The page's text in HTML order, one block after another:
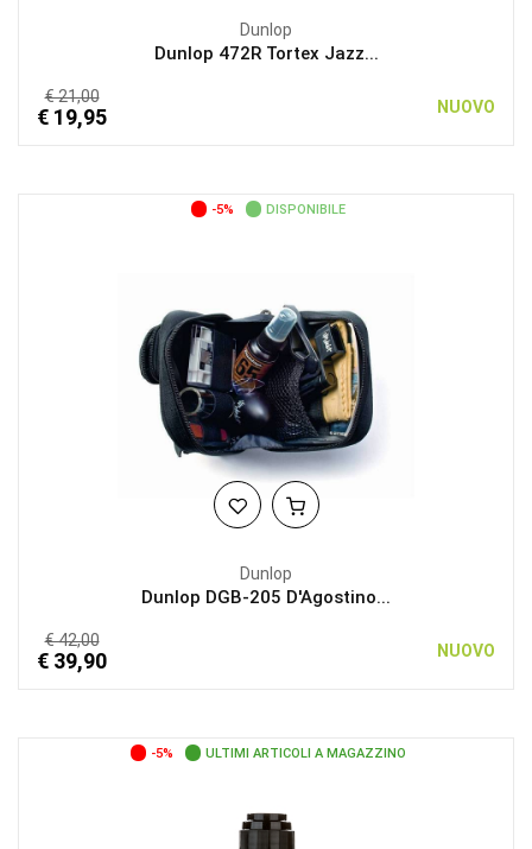
Dunlop
Dunlop 472R Tortex Jazz...
€ 21,00
€ 19,95 NUOVO
-5% DISPONIBILE
Dunlop
Dunlop DGB-205 D'Agostino...
€ 42,00
€ 39,90 NUOVO
-5% ULTIMI ARTICOLI A MAGAZZINO